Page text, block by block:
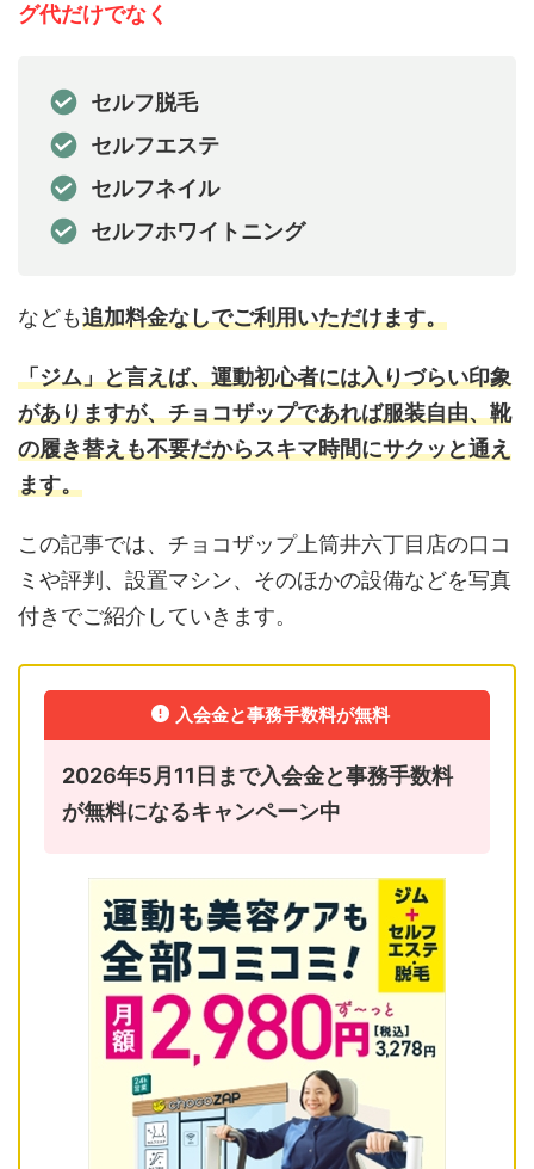
グ代だけでなく
セルフ脱毛
セルフエステ
セルフネイル
セルフホワイトニング
なども追加料金なしでご利用いただけます。
「ジム」と言えば、運動初心者には入りづらい印象
がありますが、チョコザップであれば服装自由、靴
の履き替えも不要だからスキマ時間にサクッと通え
ます。
この記事では、チョコザップ上筒井六丁目店の口コ
ミや評判、設置マシン、そのほかの設備などを写真
付きでご紹介していきます。
入会金と事務手数料が無料
2026年5月11日まで入会金と事務手数料
が無料になるキャンペーン中